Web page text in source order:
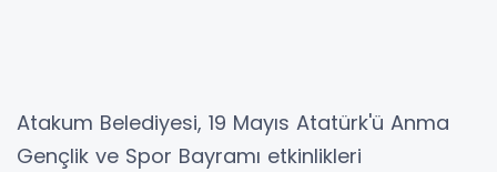
Atakum Belediyesi, 19 Mayıs Atatürk'ü Anma
Gençlik ve Spor Bayramı etkinlikleri